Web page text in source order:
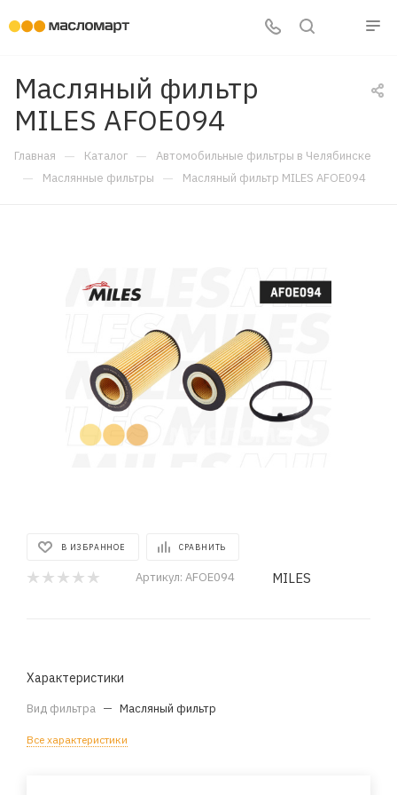
Масляный фильтр
MILES AFOE094
Главная — Каталог — Автомобильные фильтры в Челябинске
— Маслянные фильтры — Масляный фильтр MILES AFOE094
В ИЗБРАННОЕ СРАВНИТЬ
Артикул: AFOE094 MILES
Характеристики
Вид фильтра — Масляный фильтр
Все характеристики